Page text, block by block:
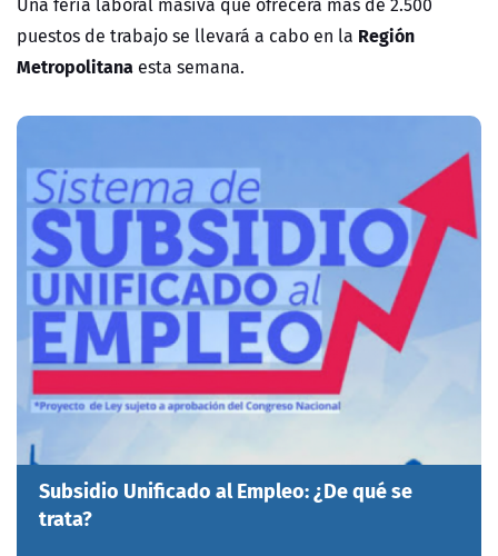
puestos de trabajo se llevará a cabo en la Región
Metropolitana esta semana.
Subsidio Unificado al Empleo: ¿De qué se
trata?